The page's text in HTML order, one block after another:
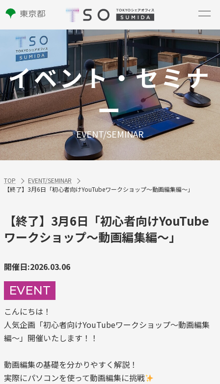
イベント・セミナ
ー
EVENT/SEMINAR
TOP
EVENT/SEMINAR
【終了】3月6日「初心者向けYouTubeワークショップ～動画編集編～」
【終了】3月6日「初心者向けYouTube
ワークショップ～動画編集編～」
開催日:2026.03.06
EVENT
こんにちは！
人気企画「初心者向けYouTubeワークショップ～動画編集
編～」開催いたします！！
動画編集の基礎を分かりやすく解説！
実際にパソコンを使って動画編集に挑戦